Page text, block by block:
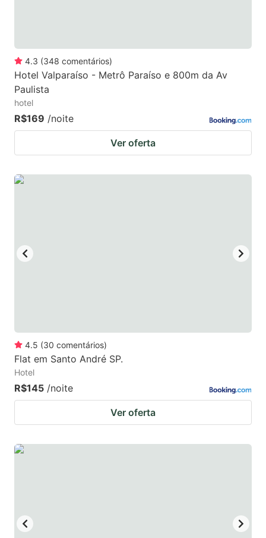
4.3 (348 comentários)
Hotel Valparaíso - Metrô Paraíso e 800m da Av
Paulista
hotel
R$169 /noite
Ver oferta
4.5 (30 comentários)
Flat em Santo André SP.
Hotel
R$145 /noite
Ver oferta